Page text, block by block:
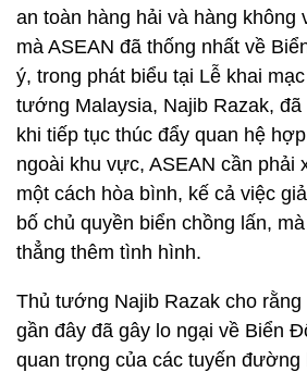
an toàn hàng hải và hàng không
mà ASEAN đã thống nhất về
ý, trong phát biểu tại Lễ khai
tướng Malaysia, Najib Razak, đã
khi tiếp tục thúc đẩy quan hệ
ngoài khu vực, ASEAN cần phải
một cách hòa bình, kế cả việc
bố chủ quyền biển chồng lấn,
thẳng thêm tình hình.
Thủ tướng Najib Razak cho
gần đây đã gây lo ngại về Biển
quan trọng của các tuyến đường